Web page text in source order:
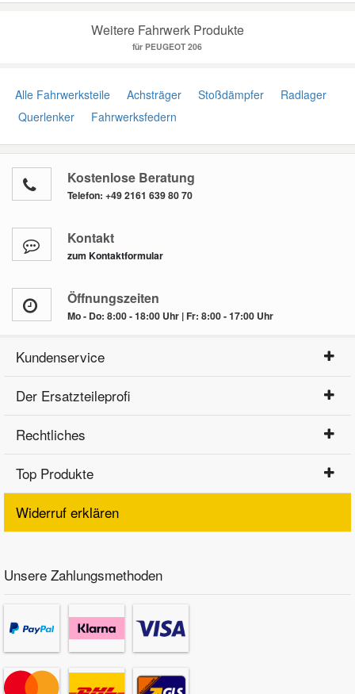
Weitere Fahrwerk Produkte
für PEUGEOT 206
Alle Fahrwerksteile Achsträger Stoßdämpfer
Radlager
Querlenker
Fahrwerksfedern
Kostenlose Beratung
Telefon: +49 2161 639 80 70
Kontakt
zum Kontaktformular
Öffnungszeiten
Mo - Do: 8:00 - 18:00 Uhr | Fr: 8:00 - 17:00 Uhr
Kundenservice
Der Ersatzteileprofi
Rechtliches
Top Produkte
Widerruf erklären
Unsere Zahlungsmethoden